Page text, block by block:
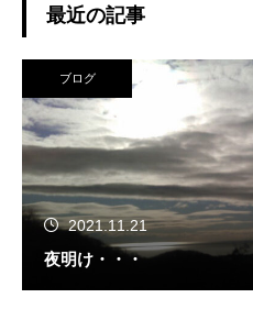
最近の記事
ブログ
2021.11.21
夜明け・・・